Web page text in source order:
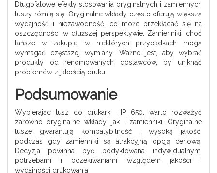
Długofalowe efekty stosowania oryginalnych i zamiennych
tuszy różnią się. Oryginalne wkłady często oferują większą
wydajność i niezawodność, co może przekładać się na
oszczędności w dłuższej perspektywie. Zamienniki, choć
tańsze w zakupie, w niektórych przypadkach mogą
wymagać częstszej wymiany. Ważne jest, aby wybrać
produkty od renomowanych dostawców, by uniknąć
problemów z jakością druku.
Podsumowanie
Wybierając tusz do drukarki HP 650, warto rozważyć
zarówno oryginalne wkłady, jak i zamienniki. Oryginalne
tusze gwarantują kompatybilność i wysoką jakość,
podczas gdy zamienniki są atrakcyjną opcją cenową.
Decyzja powinna być podyktowana indywidualnymi
potrzebami i oczekiwaniami względem jakości i
wydajności drukowania.